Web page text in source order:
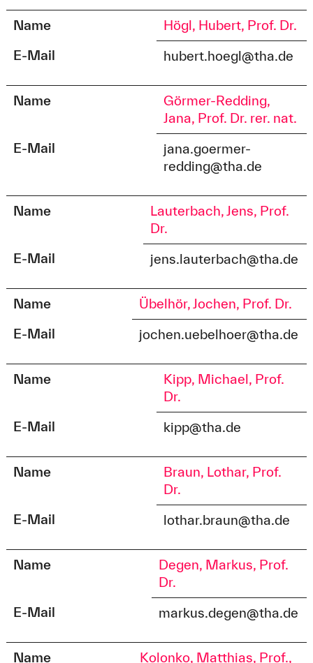
Name
Högl, Hubert, Prof. Dr.
E-Mail
hubert.hoegl@tha.de
Name
Görmer-Redding,
Jana, Prof. Dr. rer. nat.
E-Mail
jana.goermer-
redding@tha.de
Name
Lauterbach, Jens, Prof.
Dr.
E-Mail
jens.lauterbach@tha.de
Name
Übelhör, Jochen, Prof. Dr.
E-Mail
jochen.uebelhoer@tha.de
Name
Kipp, Michael, Prof.
Dr.
E-Mail
kipp@tha.de
Name
Braun, Lothar, Prof.
Dr.
E-Mail
lothar.braun@tha.de
Name
Degen, Markus, Prof.
Dr.
E-Mail
markus.degen@tha.de
Name Kolonko, Matthias, Prof.,